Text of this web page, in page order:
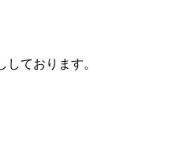
しております。